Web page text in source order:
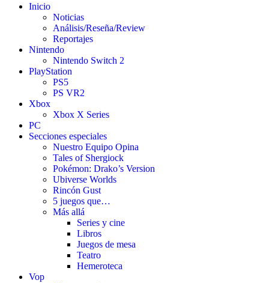
Inicio
Noticias
Análisis/Reseña/Review
Reportajes
Nintendo
Nintendo Switch 2
PlayStation
PS5
PS VR2
Xbox
Xbox X Series
PC
Secciones especiales
Nuestro Equipo Opina
Tales of Shergiock
Pokémon: Drako’s Version
Ubiverse Worlds
Rincón Gust
5 juegos que…
Más allá
Series y cine
Libros
Juegos de mesa
Teatro
Hemeroteca
Vop